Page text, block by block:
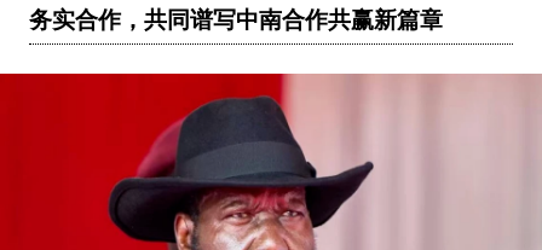
务实合作，共同谱写中南合作共赢新篇章